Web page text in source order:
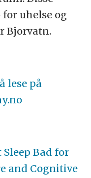
uhelse og
Bjorvatn.
lese på
Sleep Bad for
and Cognitive